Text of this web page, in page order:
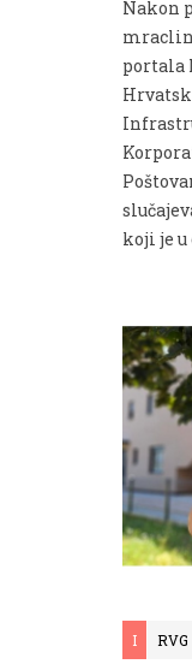
Nakon
portala
koji je
I RVG